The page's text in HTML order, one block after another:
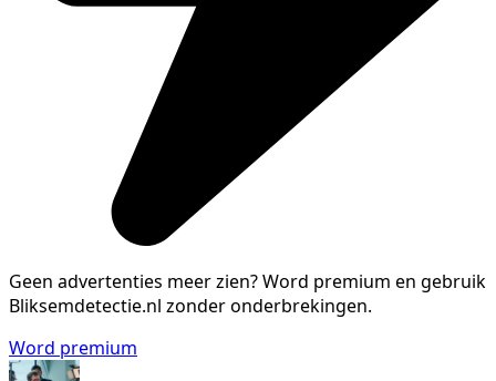
Geen advertenties meer zien?Word premium en gebruik
Bliksemdetectie.nl zonder onderbrekingen.
Word premium